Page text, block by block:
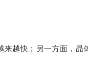
越快；另一方面，晶